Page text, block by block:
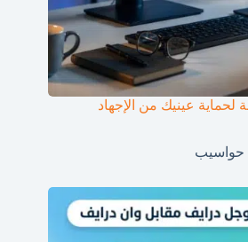
لحماية عينيك من الإجهاد
حواسيب